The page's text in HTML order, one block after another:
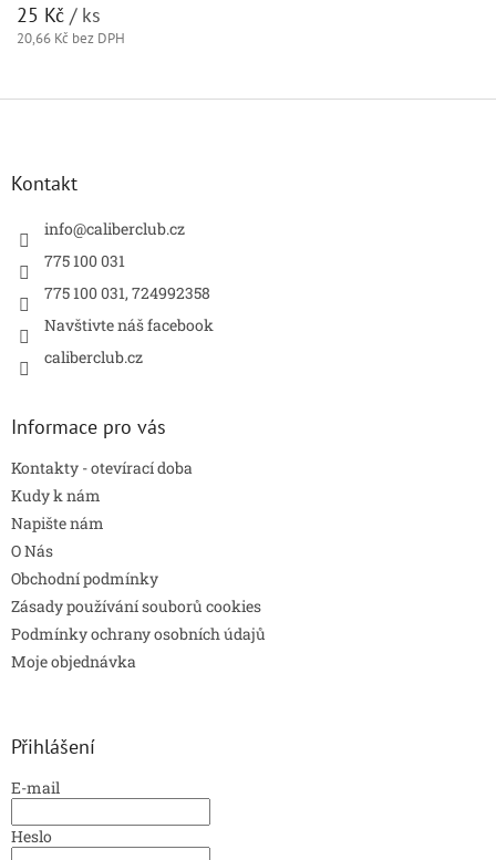
25 Kč / ks
20,66 Kč bez DPH
Z
Kontakt
info@caliberclub.cz
775 100 031
775 100 031, 724992358
Navštivte náš facebook
caliberclub.cz
Informace pro vás
Kontakty - otevírací doba
Kudy k nám
Napište nám
O Nás
Obchodní podmínky
Zásady používání souborů cookies
Podmínky ochrany osobních údajů
Moje objednávka
Přihlášení
E-mail
Heslo